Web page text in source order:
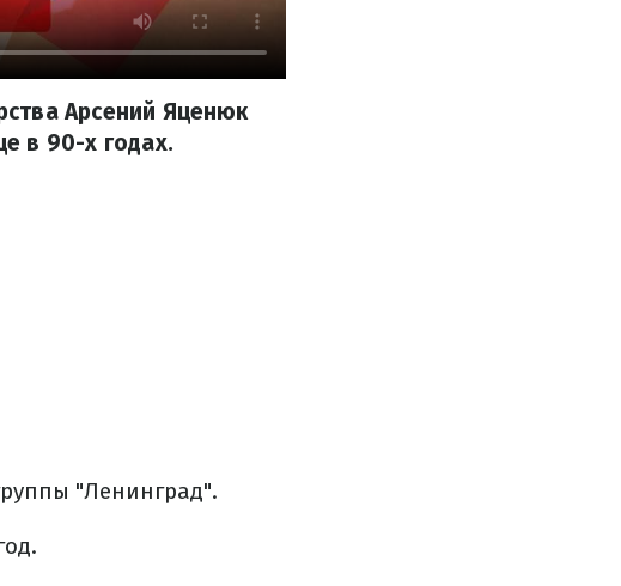
Арсений Яценюк
в 90-х годах.
"Ленинград".